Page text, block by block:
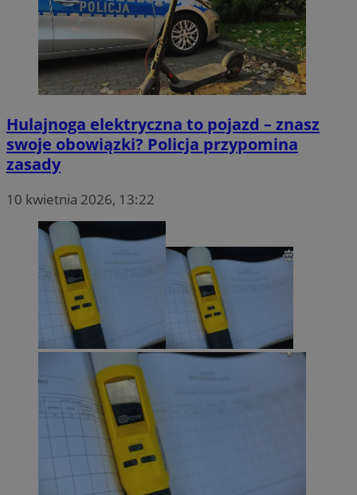
Hulajnoga elektryczna to pojazd – znasz
swoje obowiązki? Policja przypomina
zasady
10 kwietnia 2026, 13:22